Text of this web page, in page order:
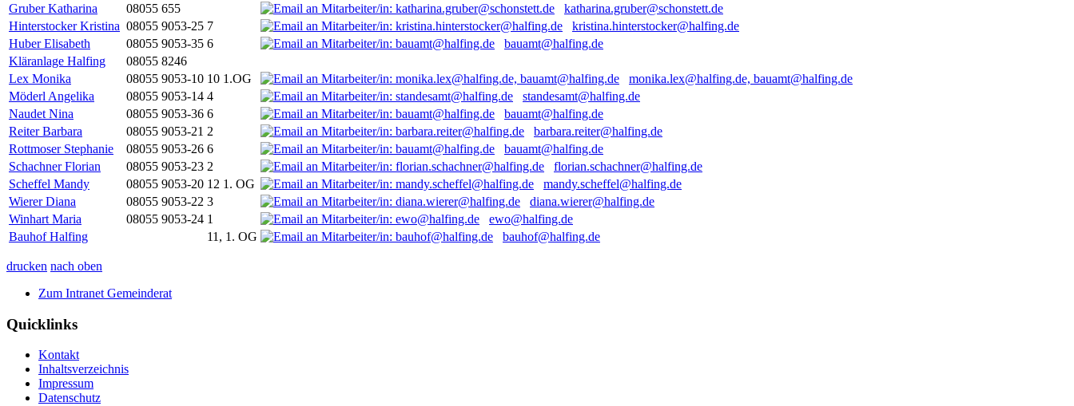
Gruber Katharina
08055 655
katharina.gruber@schonstett.de
Hinterstocker Kristina 08055 9053-25 7
kristina.hinterstocker@halfing.de
Huber Elisabeth
08055 9053-35 6
bauamt@halfing.de
Kläranlage Halfing
08055 8246
Lex Monika
08055 9053-10 10 1.OG
monika.lex@halfing.de, bauamt@halfing.de
Möderl Angelika
08055 9053-14 4
standesamt@halfing.de
Naudet Nina
08055 9053-36 6
bauamt@halfing.de
Reiter Barbara
08055 9053-21 2
barbara.reiter@halfing.de
Rottmoser Stephanie
08055 9053-26 6
bauamt@halfing.de
Schachner Florian
08055 9053-23 2
florian.schachner@halfing.de
Scheffel Mandy
08055 9053-20 12 1. OG
mandy.scheffel@halfing.de
Wierer Diana
08055 9053-22 3
diana.wierer@halfing.de
Winhart Maria
08055 9053-24 1
ewo@halfing.de
Bauhof Halfing
11, 1. OG bauhof@halfing.de
drucken nach oben
Zum Intranet Gemeinderat
Quicklinks
Kontakt
Inhaltsverzeichnis
Impressum
Datenschutz